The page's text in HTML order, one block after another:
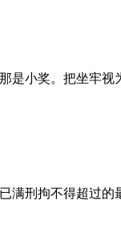
小奖。把坐牢
满刑拘不得超过